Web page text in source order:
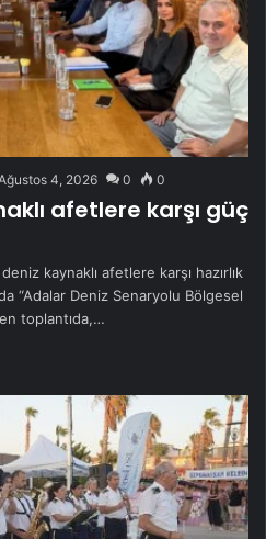
4, 2026 0 0
afetlere karşı güç
kaynaklı afetlere karşı hazırlık
“Adalar Deniz Senaryolu Bölgesel
toplantıda,…